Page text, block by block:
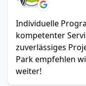
Individuelle
kompetenter
zuverlässiges
Park empfehlen
weiter!